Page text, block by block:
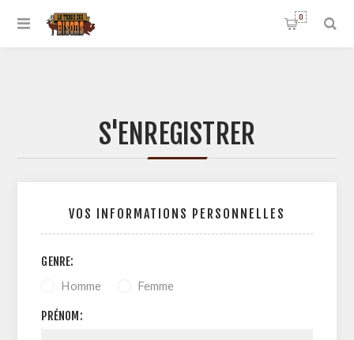
0
S'ENREGISTRER
VOS INFORMATIONS PERSONNELLES
GENRE:
Homme Femme
PRÉNOM: